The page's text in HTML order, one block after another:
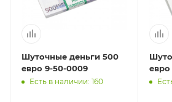
Шуточные деньги 500
евро 9-50-0009
Есть в наличии: 160